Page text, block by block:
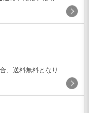
、送料無料となり